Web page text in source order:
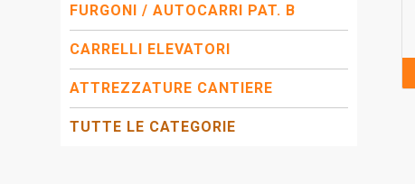
FURGONI / AUTOCARRI PAT. B
CARRELLI ELEVATORI
ATTREZZATURE CANTIERE
TUTTE LE CATEGORIE